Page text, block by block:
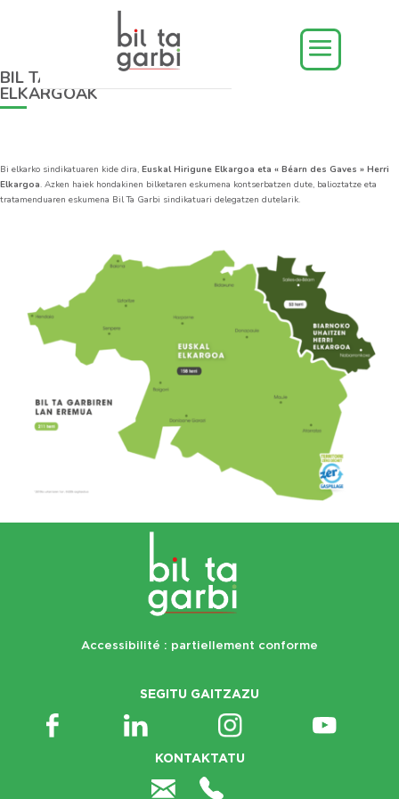
BIL TA GARBI SINDIKATUAREN KIDE DIREN
ELKARGOAK
Bi elkarko sindikatuaren kide dira, Euskal Hirigune Elkargoa eta « Béarn des Gaves » Herri
Elkargoa. Azken haiek hondakinen bilketaren eskumena kontserbatzen dute, balioztatze eta
tratamenduaren eskumena Bil Ta Garbi sindikatuari delegatzen dutelarik.
Accessibilité : partiellement conforme
SEGITU GAITZAZU
KONTAKTATU